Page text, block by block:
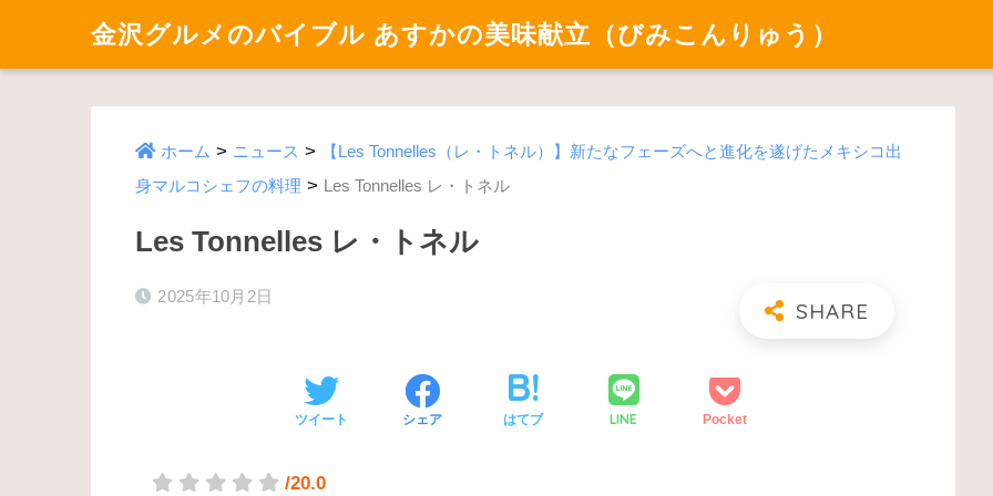
金沢グルメのバイブル あすかの美味献立（びみこんりゅう）
ホーム > ニュース >
【Les Tonnelles（レ・トネル）】新たなフェーズへと進化を遂げたメキシコ出
身マルコシェフの料理 > Les Tonnelles レ・トネル
Les Tonnelles レ・トネル
2025年10月2日
ツイート シェア はてブ LINE Pocket
/20.0